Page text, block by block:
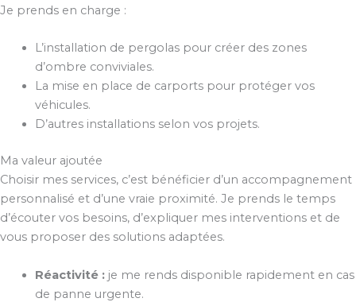
Je prends en charge :
L’installation de pergolas pour créer des zones
d’ombre conviviales.
La mise en place de carports pour protéger vos
véhicules.
D’autres installations selon vos projets.
Ma valeur ajoutée
Choisir mes services, c’est bénéficier d’un accompagnement
personnalisé et d’une vraie proximité. Je prends le temps
d’écouter vos besoins, d’expliquer mes interventions et de
vous proposer des solutions adaptées.
Réactivité :je me rends disponible rapidement en cas
de panne urgente.